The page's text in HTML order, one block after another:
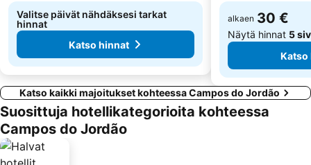
Valitse päivät nähdäksesi tarkat
hinnat
Katso hinnat
alkaen 30 €
Näytä hinnat 5
Katso
Katso kaikki majoitukset kohteessa Campos do Jordão
Suosittuja hotellikategorioita kohteessa
Campos do Jordão